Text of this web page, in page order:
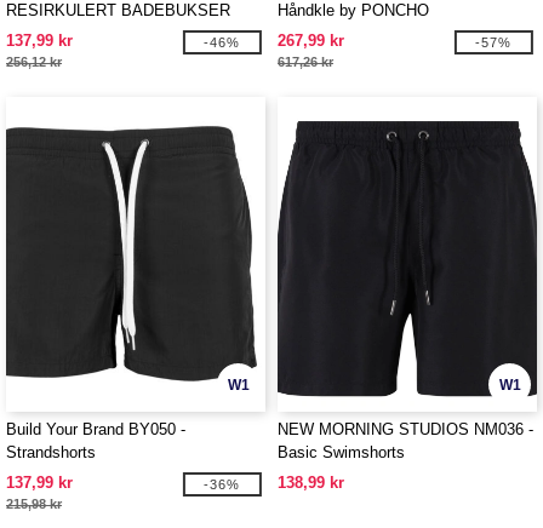
RESIRKULERT BADEBUKSER
137,99 kr
256,12 kr
-46%
Håndkle by PONCHO
267,99 kr
617,26 kr
-57%
W1
Build Your Brand BY050 -
Strandshorts
137,99 kr
215,98 kr
-36%
W1
NEW MORNING STUDIOS NM036 -
Basic Swimshorts
138,99 kr